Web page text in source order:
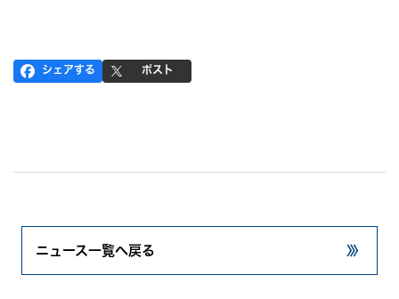
シェアする ポスト
ニュース一覧へ戻る